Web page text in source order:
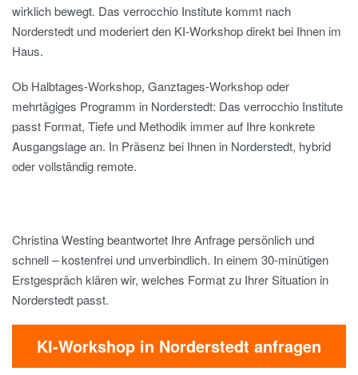
wirklich bewegt. Das verrocchio Institute kommt nach
Norderstedt und moderiert den KI-Workshop direkt bei Ihnen im
Haus.
Ob Halbtages-Workshop, Ganztages-Workshop oder
mehrtägiges Programm in Norderstedt: Das verrocchio Institute
passt Format, Tiefe und Methodik immer auf Ihre konkrete
Ausgangslage an. In Präsenz bei Ihnen in Norderstedt, hybrid
oder vollständig remote.
Christina Westing beantwortet Ihre Anfrage persönlich und
schnell – kostenfrei und unverbindlich. In einem 30-minütigen
Erstgespräch klären wir, welches Format zu Ihrer Situation in
Norderstedt passt.
KI-Workshop in Norderstedt anfragen